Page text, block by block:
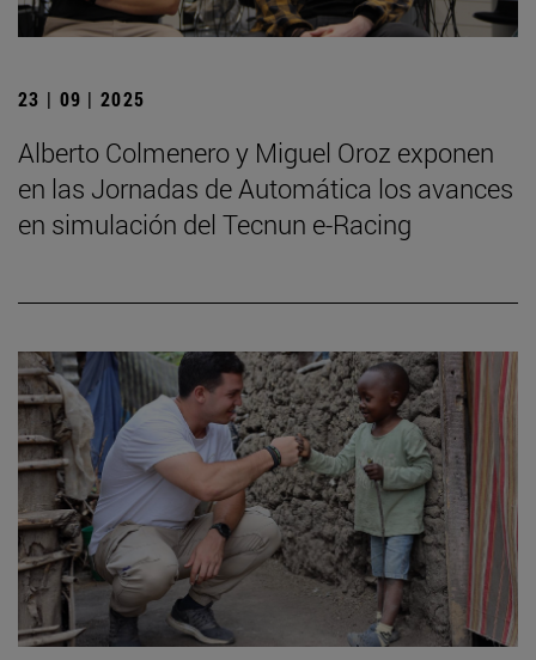
23 | 09 | 2025
Alberto Colmenero y Miguel Oroz exponen
en las Jornadas de Automática los avances
en simulación del Tecnun e-Racing